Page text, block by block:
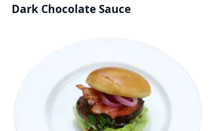
Dark Chocolate Sauce